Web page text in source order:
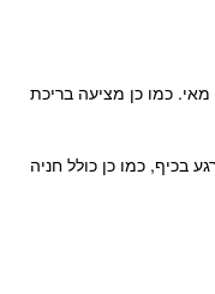
כמו כן מציעה בריכת
בכיף, כמו כן כולל חניה